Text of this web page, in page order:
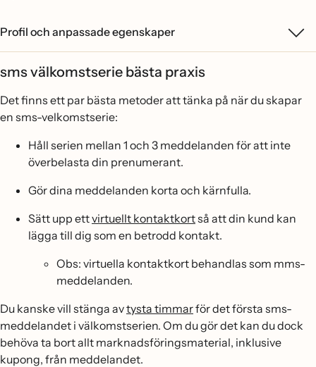
Profil och anpassade egenskaper
sms välkomstserie bästa praxis
Det finns ett par bästa metoder att tänka på när du skapar
en sms-velkomstserie:
Håll serien mellan 1 och 3 meddelanden för att inte
överbelasta din prenumerant.
Gör dina meddelanden korta och kärnfulla.
Sätt upp ettvirtuellt kontaktkortså att din kund kan
lägga till dig som en betrodd kontakt.
Obs: virtuella kontaktkort behandlas som mms-
meddelanden.
Du kanske vill stänga avtysta timmarför det första sms-
meddelandet i välkomstserien. Om du gör det kan du dock
behöva ta bort allt marknadsföringsmaterial, inklusive
kupong, från meddelandet.